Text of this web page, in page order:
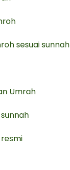
sesuai sunnah
Umrah